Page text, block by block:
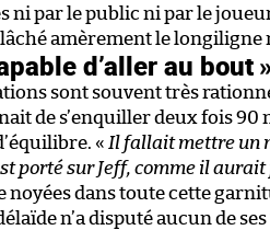
ni par le public ni par le
lâché amèrement le
d’aller au bout
sont souvent très
de s’enquiller deux fois 90
« Il fallait mettre un
porté sur Jeff, comme il
noyées dans toute cette
n’a disputé aucun de